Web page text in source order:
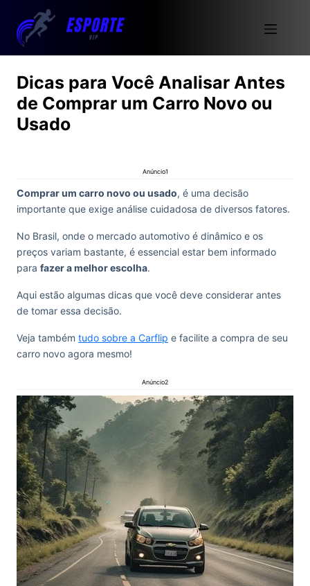
Dicas para Você Analisar Antes
de Comprar um Carro Novo ou
Usado
Anúncio1
Comprar um carro novo ou usado, é uma decisão
importante que exige análise cuidadosa de diversos fatores.
No Brasil, onde o mercado automotivo é dinâmico e os
preços variam bastante, é essencial estar bem informado
para fazer a melhor escolha.
Aqui estão algumas dicas que você deve considerar antes
de tomar essa decisão.
Veja também tudo sobre a Carflip e facilite a compra de seu
carro novo agora mesmo!
Anúncio2